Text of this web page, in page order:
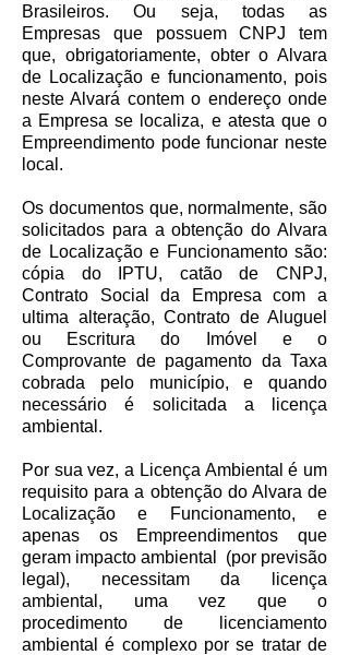
Brasileiros. Ou seja, todas as
Empresas que possuem CNPJ tem
que, obrigatoriamente, obter o Alvara
de Localização e funcionamento, pois
neste Alvará contem o endereço onde
a Empresa se localiza, e atesta que o
Empreendimento pode funcionar neste
local.
Os documentos que, normalmente, são
solicitados para a obtenção do Alvara
de Localização e Funcionamento são:
cópia do IPTU, catão de CNPJ,
Contrato Social da Empresa com a
ultima alteração, Contrato de Aluguel
ou Escritura do Imóvel e o
Comprovante de pagamento da Taxa
cobrada pelo município, e quando
necessário é solicitada a licença
ambiental.
Por sua vez, a Licença Ambiental é um
requisito para a obtenção do Alvara de
Localização e Funcionamento, e
apenas os Empreendimentos que
geram impacto ambiental (por previsão
legal), necessitam da licença
ambiental, uma vez que o
procedimento de licenciamento
ambiental é complexo por se tratar de